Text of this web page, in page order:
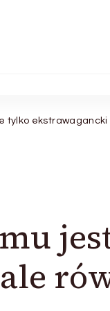
tylko ekstrawagancki